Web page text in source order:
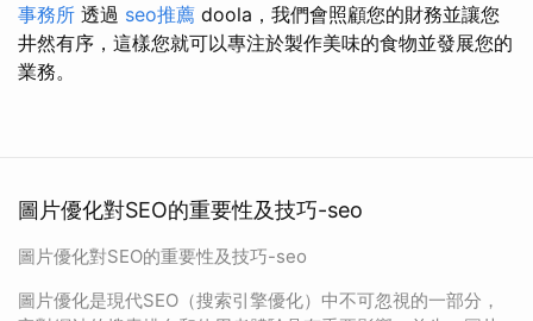
事務所 透過 seo推薦 doola，我們會照顧您的財務並讓您
井然有序，這樣您就可以專注於製作美味的食物並發展您的
業務。
圖片優化對SEO的重要性及技巧-seo
圖片優化對SEO的重要性及技巧-seo
圖片優化是現代SEO（搜索引擎優化）中不可忽視的一部分，